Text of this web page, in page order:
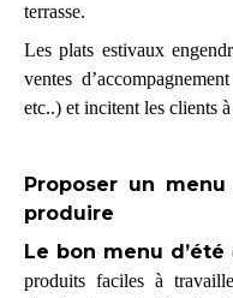
terrasse.
Les plats estivaux
ventes
etc..) et incitent les clients
Proposer un
produire
Le bon menu d’été
produits faciles à